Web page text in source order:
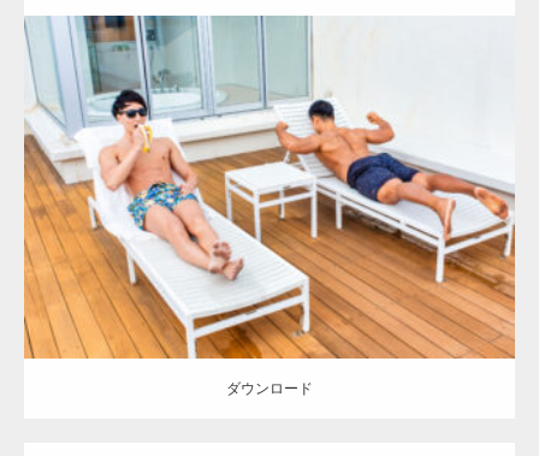
Update: 2023.02.11
Category:ホテルのマッチョ オレンジの人 AKIHITO(細マッチョ)
TOSHI(大胸筋)
宗像 (福岡)
ダウンロード
ダウンロード